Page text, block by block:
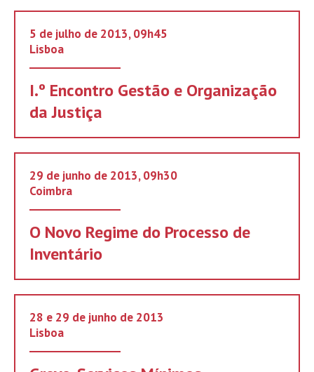
5 de julho de 2013, 09h45
Lisboa
I.º Encontro Gestão e Organização
da Justiça
29 de junho de 2013, 09h30
Coimbra
O Novo Regime do Processo de
Inventário
28 e 29 de junho de 2013
Lisboa